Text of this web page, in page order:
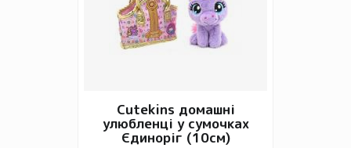
Cutekins домашні
улюбленці у сумочках
Єдиноріг (10см)